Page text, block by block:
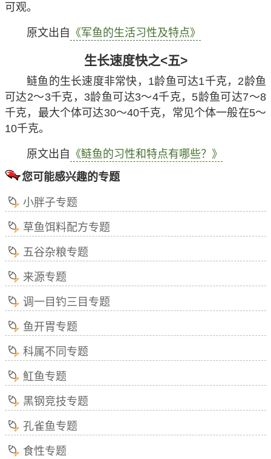
可观。
原文出自 《军鱼的生活习性及特点》
生长速度快之<五>
鲢鱼的生长速度非常快，1龄鱼可达1千克，2龄鱼
可达2～3千克，3龄鱼可达3～4千克，5龄鱼可达7～8
千克，最大个体可达30～40千克，常见个体一般在5～
10千克。
原文出自 《鲢鱼的习性和特点有哪些？》
您可能感兴趣的专题
小胖子专题
草鱼饵料配方专题
五谷杂粮专题
来源专题
调一目钓三目专题
鱼开胃专题
科属不同专题
魟鱼专题
黑钢竞技专题
孔雀鱼专题
食性专题